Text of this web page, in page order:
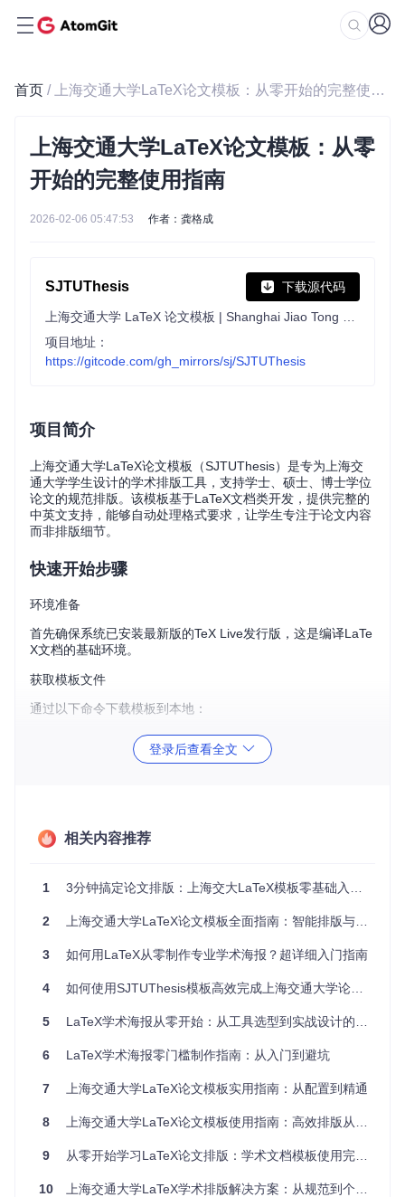
首页 / 上海交通大学LaTeX论文模板：从零开始的完整使用指南
上海交通大学LaTeX论文模板：从零
开始的完整使用指南
2026-02-06 05:47:53 作者：龚格成
SJTUThesis 下载源代码
项目地址：
https://gitcode.com/gh_mirrors/sj/SJTUThesis
项目简介
上海交通大学LaTeX论文模板（SJTUThesis）是专为上海交
通大学学生设计的学术排版工具，支持学士、硕士、博士学位
论文的规范排版。该模板基于LaTeX文档类开发，提供完整的
中英文支持，能够自动处理格式要求，让学生专注于论文内容
而非排版细节。
快速开始步骤
环境准备
首先确保系统已安装最新版的TeX Live发行版，这是编译LaTe
X文档的基础环境。
获取模板文件
通过以下命令下载模板到本地：
Linux/macOS用户：
make all # 编译生成PDF文档
make clean # 清理中间文件
Windows用户 ：
Compile.bat thesis     # 编译生成PDF文档
登录后查看全文
相关内容推荐
1 3分钟搞定论文排版：上海交大LaTeX模板零基础入门指南
2 上海交通大学LaTeX论文模板全面指南：智能排版与学术效率工具
3 如何用LaTeX从零制作专业学术海报？超详细入门指南
4 如何使用SJTUThesis模板高效完成上海交通大学论文排版
5 LaTeX学术海报从零开始：从工具选型到实战设计的完整指南
6 LaTeX学术海报零门槛制作指南：从入门到避坑
7 上海交通大学LaTeX论文模板实用指南：从配置到精通
8 上海交通大学LaTeX论文模板使用指南：高效排版从入门到精通
9 从零开始学习LaTeX论文排版：学术文档模板使用完全指南
10 上海交通大学LaTeX学术排版解决方案：从规范到个性化的全流程指南